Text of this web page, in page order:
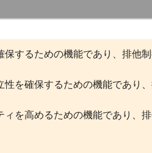
い）
保するための機能であり、排他
性を確保するための機能であり
ィを高めるための機能であり、